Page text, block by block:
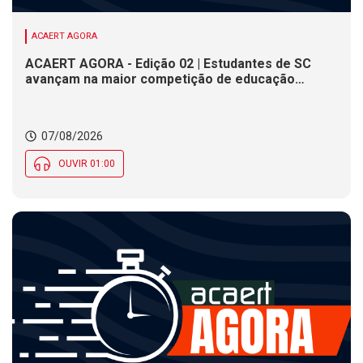
ACAERT AGORA
ACAERT AGORA - Edição 02 | Estudantes de SC
avançam na maior competição de educação
Social nesta sexta (7)
07/08/2026
OUVIR 01:00